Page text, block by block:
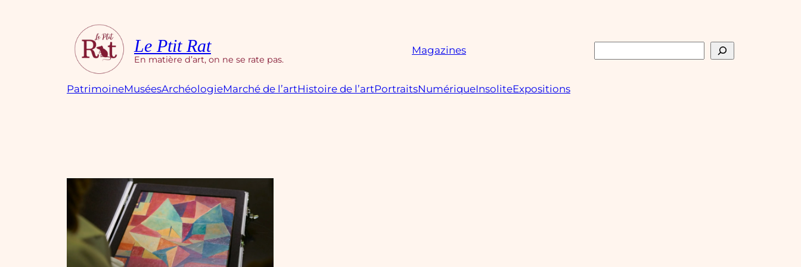
Le Ptit Rat
En matière d’art, on ne se rate pas.
Magazines Rechercher
PatrimoineMuséesArchéologieMarché de l’artHistoire de l’artPortraitsNumériqueInsoliteExpositions